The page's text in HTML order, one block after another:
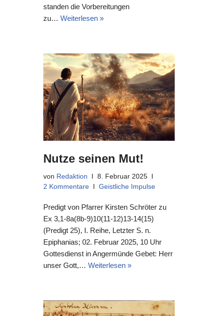
standen die Vorbereitungen
zu… Weiterlesen »
Nutze seinen Mut!
von Redaktion
8. Februar 2025
2 Kommentare
Geistliche Impulse
Predigt von Pfarrer Kirsten Schröter zu
Ex 3,1-8a(8b-9)10(11-12)13-14(15)
(Predigt 25), I. Reihe, Letzter S. n.
Epiphanias; 02. Februar 2025, 10 Uhr
Gottesdienst in Angermünde Gebet: Herr
unser Gott,… Weiterlesen »